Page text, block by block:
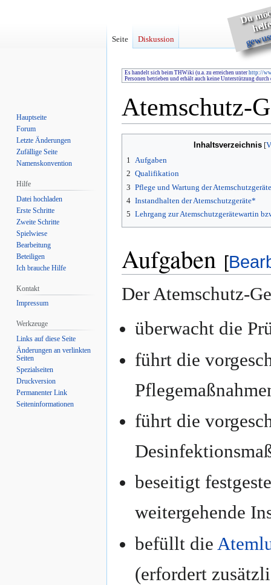
Es handelt sich beim THWiki (u.a. zu erreichen unter http://
Personen betrieben und erhält auch keine Unterstützung
Atemschutz-
springen
springen
Inhaltsverzeichnis
1 Aufgaben
2 Qualifikation
3 Pflege und Wartung der
4 Instandhalten der Atemschutzgeräte*
5 Lehrgang zur Atemschutzgerätewartin
Aufgaben [
Der Atemschutz-
überwacht die
führt die
führt die
beseitigt
weitergehende
befüllt die
(erfordert
Seite Diskussion
Hauptseite
Forum
Letzte Änderungen
Zufällige Seite
Namenskonvention
Hilfe
Datei hochladen
Erste Schritte
Zweite Schritte
Spielwiese
Bearbeitung
Beteiligen
Ich brauche Hilfe
Kontakt
Impressum
Werkzeuge
Links auf diese Seite
Änderungen an verlinkten
Seiten
Spezialseiten
Druckversion
Permanenter Link
Seiten­informationen